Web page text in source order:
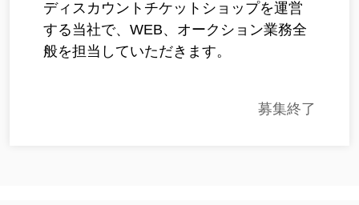
ディスカウントチケットショップを運営
する当社で、WEB、オークション業務全
般を担当していただきます。
募集終了